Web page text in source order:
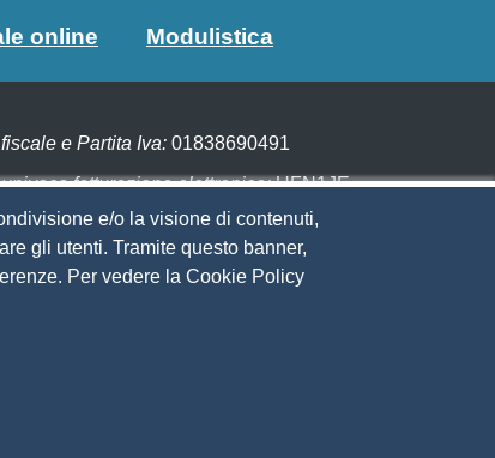
online Modulistica
e Partita Iva: 01838690491
fatturazione elettronica:UFN1JE
con PagoPAe/o la visione di contenuti,
gli utenti. Tramite questo banner,
Per vedere la Cookie Policy